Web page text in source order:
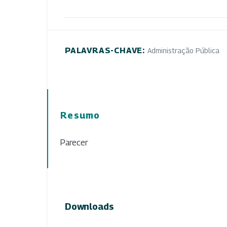
PALAVRAS-CHAVE: Administração Pública
Resumo
Parecer
Downloads